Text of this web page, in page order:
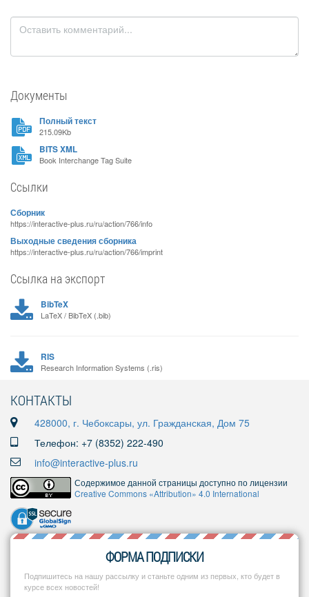
Документы
Полный текст
215.09Kb
BITS XML
Book Interchange Tag Suite
Ссылки
Сборник
https://interactive-plus.ru/ru/action/766/info
Выходные сведения сборника
https://interactive-plus.ru/ru/action/766/imprint
Ссылка на экспорт
BibTeX
LaTeX / BibTeX (.bib)
RIS
Research Information Systems (.ris)
КОНТАКТЫ
428000, г. Чебоксары, ул. Гражданская, Дом 75
Телефон: +7 (8352) 222-490
info@interactive-plus.ru
Содержимое данной страницы доступно по лицензии
Creative Commons «Attribution» 4.0 International
ФОРМА ПОДПИСКИ
Подпишитесь на нашу рассылку и станьте одним из первых, кто будет в
курсе всех новостей!